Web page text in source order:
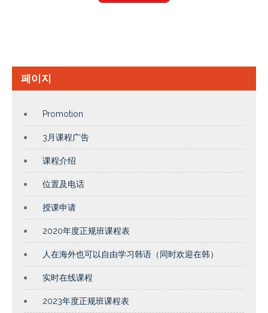
페이지
Promotion
3月课程广告
课程介绍
位置及电话
授课申请
2020年度正规班课程表
人在海外也可以自由学习韩语（同时欢迎在韩）
实时在线课程
2023年度正规班课程表